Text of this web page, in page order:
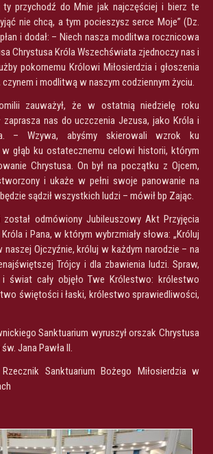
ty przychodź do Mnie jak najczęściej i bierz te
nie chcą, a tym pocieszysz serce Moje” (Dz.
i dodał: – Niech nasza modlitwa rocznicowa
Chrystusa Króla Wszechświata zjednoczy nas i
pokornemu Królowi Miłosierdzia i głoszenia
czynem i modlitwą w naszym codziennym życiu.
zauważył, że w ostatnią niedzielę roku
zaprasza nas do uczczenia Jezusa, jako Króla i
– Wzywa, abyśmy skierowali wzrok ku
w głąb ku ostatecznemu celowi historii, którym
Chrystusa. On był na początku z Ojcem,
i ukaże w pełni swoje panowanie na
sądził wszystkich ludzi – mówił bp Zając.
został odmówiony Jubileuszowy Akt Przyjęcia
i Pana, w którym wybrzmiały słowa: „Króluj
naszej Ojczyźnie, króluj w każdym narodzie – na
Trójcy i dla zbawienia ludzi. Spraw,
i świat cały objęło Twe Królestwo: królestwo
świętości i łaski, królestwo sprawiedliwości,
Sanktuarium wyruszył orszak Chrystusa
Jana Pawła II.
Sanktuarium Bożego Miłosierdzia w